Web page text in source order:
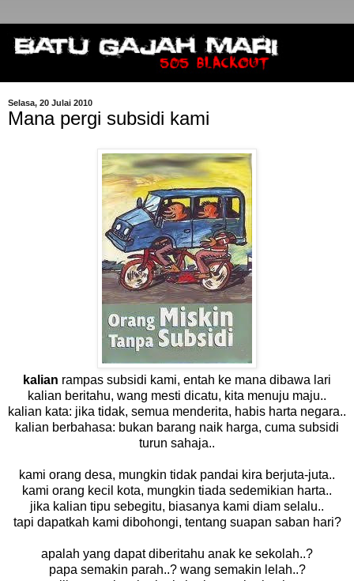
Selasa, 20 Julai 2010
Mana pergi subsidi kami
kalian rampas subsidi kami, entah ke mana dibawa lari
kalian beritahu, wang mesti dicatu, kita menuju maju..
kalian kata: jika tidak, semua menderita, habis harta negara..
kalian berbahasa: bukan barang naik harga, cuma subsidi
turun sahaja..
kami orang desa, mungkin tidak pandai kira berjuta-juta..
kami orang kecil kota, mungkin tiada sedemikian harta..
jika kalian tipu sebegitu, biasanya kami diam selalu..
tapi dapatkah kami dibohongi, tentang suapan saban hari?
apalah yang dapat diberitahu anak ke sekolah..?
papa semakin parah..? wang semakin lelah..?